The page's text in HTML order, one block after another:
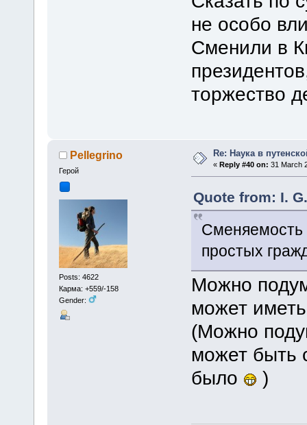
не особо
Сменили в
торжество
Pellegrino
Герой
Posts: 4622
Карма: +559/-158
Gender:
Re: Наука в
«Reply #40 on: 31 March
Quote from: I.
Сменяемость
простых
Можно
может
(Можно
может быть
было
)